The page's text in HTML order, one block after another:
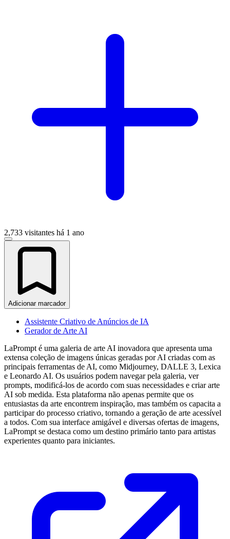
2,733 visitantes há 1 ano
Adicionar marcador
Assistente Criativo de Anúncios de IA
Gerador de Arte AI
LaPrompt é uma galeria de arte AI inovadora que apresenta uma
extensa coleção de imagens únicas geradas por AI criadas com as
principais ferramentas de AI, como Midjourney, DALLE 3, Lexica
e Leonardo AI. Os usuários podem navegar pela galeria, ver
prompts, modificá-los de acordo com suas necessidades e criar arte
AI sob medida. Esta plataforma não apenas permite que os
entusiastas da arte encontrem inspiração, mas também os capacita a
participar do processo criativo, tornando a geração de arte acessível
a todos. Com sua interface amigável e diversas ofertas de imagens,
LaPrompt se destaca como um destino primário tanto para artistas
experientes quanto para iniciantes.